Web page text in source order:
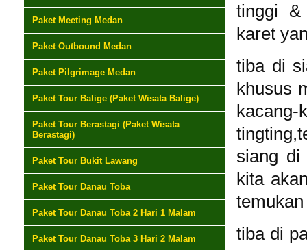
Paket Meeting Medan
Paket Outbound Medan
Paket Pilgrimage Medan
Paket Tour Balige (Paket Wisata Balige)
Paket Tour Berastagi (Paket Wisata
Berastagi)
Paket Tour Bukit Lawang
Paket Tour Danau Toba
Paket Tour Danau Toba 2 Hari 1 Malam
Paket Tour Danau Toba 3 Hari 2 Malam
tinggi &
karet
tiba di
khusus
siang di
kita
tiba di